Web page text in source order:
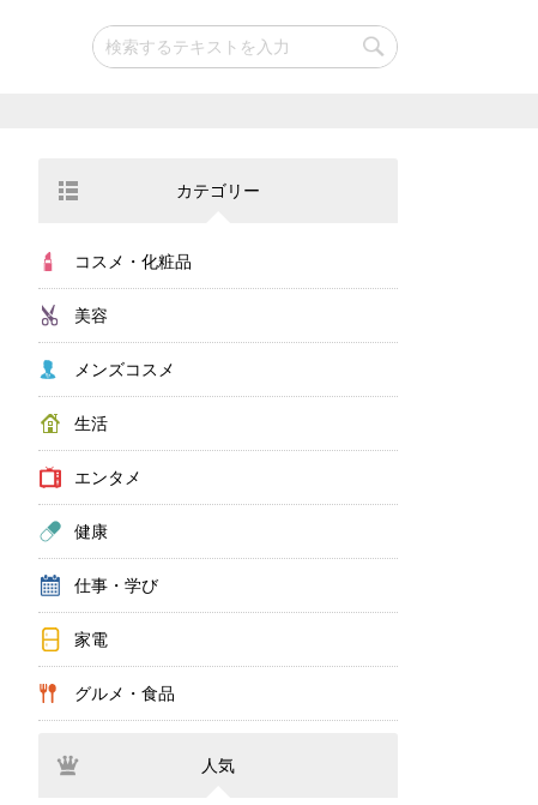
カテゴリー
コスメ・化粧品
美容
メンズコスメ
生活
エンタメ
健康
仕事・学び
家電
グルメ・食品
人気